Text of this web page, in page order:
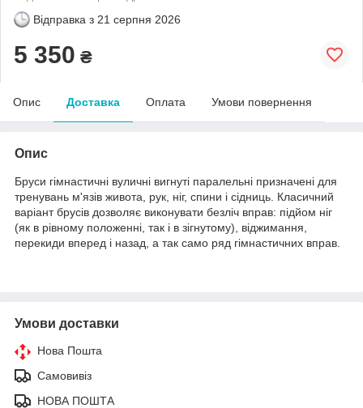
Відправка з 21 серпня 2026
5 350 ₴
Опис Доставка Оплата Умови повернення
Опис
Бруси гімнастичні вуличні вигнуті паралельні призначені для
тренувань м'язів живота, рук, ніг, спини і сідниць. Класичний
варіант брусів дозволяє виконувати безліч вправ: підйом ніг
(як в рівному положенні, так і в зігнутому), віджимання,
перекиди вперед і назад, а так само ряд гімнастичних вправ.
Умови доставки
Нова Пошта
Самовивіз
НОВА ПОШТА